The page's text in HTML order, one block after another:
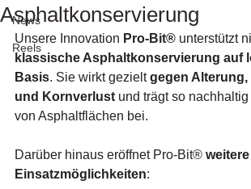
News
Reels
Asphaltkonservierung
Unsere Innovation Pro-Bit® unterstützt
klassische Asphaltkonservierung auf
Basis. Sie wirkt gezielt gegen
und Kornverlust und trägt so
von Asphaltflächen bei.
Darüber hinaus eröffnet Pro-Bit® weitere
Einsatzmöglichkeiten: